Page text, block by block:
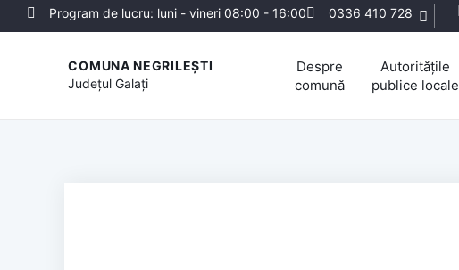
Program de lucru: luni - vineri 08:00 - 16:00 0336 410 728
COMUNA NEGRILEȘTI
JudețulGalați
Despre
comună
Autoritățile
publice locale